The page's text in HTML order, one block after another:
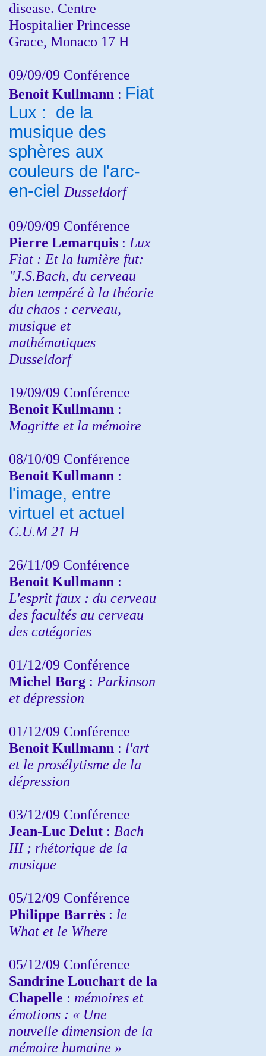
disease. Centre
Hospitalier Princesse
Grace, Monaco 17 H
09/09/09 Conférence
Benoit Kullmann : Fiat
Lux : de la
musique des
sphères aux
couleurs de l'arc-
en-ciel Dusseldorf
09/09/09 Conférence
Pierre Lemarquis : Lux
Fiat : Et la lumière fut:
"J.S.Bach, du cerveau
bien tempéré à la théorie
du chaos : cerveau,
musique et
mathématiques
Dusseldorf
19/09/09 Conférence
Benoit Kullmann :
Magritte et la mémoire
08/10/09 Conférence
Benoit Kullmann :
l'image, entre
virtuel et actuel
C.U.M 21 H
26/11/09 Conférence
Benoit Kullmann :
L'esprit faux : du cerveau
des facultés au cerveau
des catégories
01/12/09 Conférence
Michel Borg : Parkinson
et dépression
01/12/09 Conférence
Benoit Kullmann : l'art
et le prosélytisme de la
dépression
03/12/09 Conférence
Jean-Luc Delut : Bach
III ; rhétorique de la
musique
05/12/09 Conférence
Philippe Barrès : le
What et le Where
05/12/09 Conférence
Sandrine Louchart de la
Chapelle : mémoires et
émotions : « Une
nouvelle dimension de la
mémoire humaine »